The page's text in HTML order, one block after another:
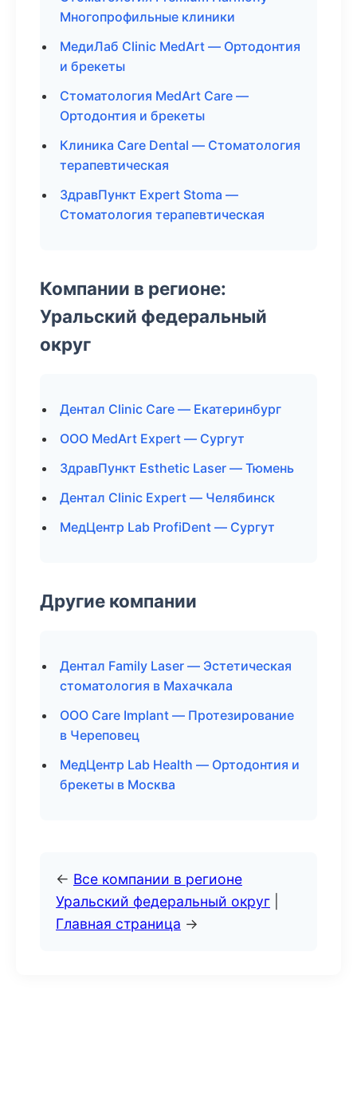
Многопрофильные клиники
МедиЛаб Clinic MedArt — Ортодонтия
и брекеты
Стоматология MedArt Care —
Ортодонтия и брекеты
Клиника Care Dental — Стоматология
терапевтическая
ЗдравПункт Expert Stoma —
Стоматология терапевтическая
Компании в регионе:
Уральский федеральный
округ
Дентал Clinic Care — Екатеринбург
ООО MedArt Expert — Сургут
ЗдравПункт Esthetic Laser — Тюмень
Дентал Clinic Expert — Челябинск
МедЦентр Lab ProfiDent — Сургут
Другие компании
Дентал Family Laser — Эстетическая
стоматология в Махачкала
ООО Care Implant — Протезирование
в Череповец
МедЦентр Lab Health — Ортодонтия и
брекеты в Москва
← Все компании в регионе
Уральский федеральный округ
Главная страница →